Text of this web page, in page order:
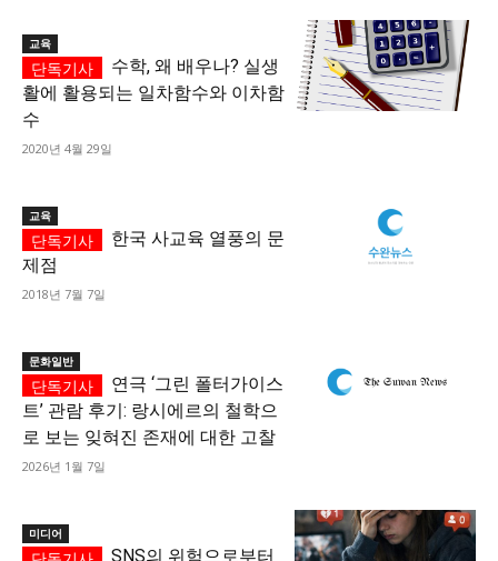
교육
수학, 왜 배우나? 실생
활에 활용되는 일차함수와 이차함
수
2020년 4월 29일
교육
한국 사교육 열풍의 문
제점
2018년 7월 7일
문화일반
연극 ‘그린 폴터가이스
트’ 관람 후기: 랑시에르의 철학으
로 보는 잊혀진 존재에 대한 고찰
2026년 1월 7일
미디어
SNS의 위험으로부터